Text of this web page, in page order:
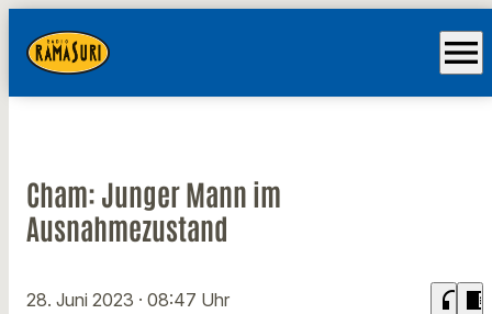
menu
Cham: Junger Mann im
Ausnahmezustand
28. Juni 2023 · 08:47 Uhr headphones chrome_reader_mode